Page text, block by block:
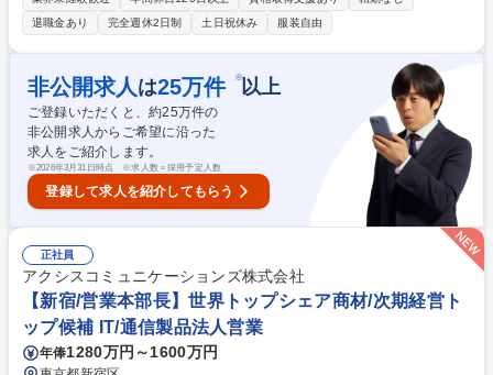
律的に進めていただきます。 ■事業構想・計画の情報収集と論点整理■各
プロジェクトの目的整理・タスク分解・スケジュール設計■市場・競合・
制度リサーチ■関係部門・外部パートナーとの調整■事業計画書・企画資
料・実行計画の作成■海外展開プロジェクトの運営サポート 【採用背景】
現在事業構想の検討、論点整理、部門間調整といった思考負荷が本部長個
人に集中しており、構想段階から補佐できるポジションの新設を検討して
います。 募集職種 【渋谷本社｜IP推進本部長補佐】事業計画をカタチ
に！/転勤無/フレックス◎
退職金あり
完全週休2日制 土日祝休み 服装自由
非公開求人 は25万件 ※以上
ご登録いただくと、約25万件の
非公開求人からご希望に沿った
求人をご紹介します。
※2026年3月31日時点 ※求人数＝採用予定人数
登録して求人を紹介してもらう
正社員
アクシスコミュニケーションズ株式会社
【新宿/営業本部長】世界トップシェア商材/次期経営ト
ップ候補 IT/通信製品法人営業
年俸1280万円～1600万円